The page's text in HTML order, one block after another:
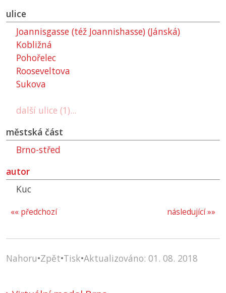
ulice
Joannisgasse (též Joannishasse) (Jánská)
Kobližná
Pohořelec
Rooseveltova
Sukova
další ulice (1)...
městská část
Brno-střed
autor
Kuc
následující »»
«« předchozí
Nahoru•Zpět•Tisk•Aktualizováno: 01. 08. 2018